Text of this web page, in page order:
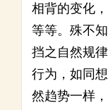
相背的变化
等等。殊不
挡之自然规
行为，如同
然趋势一样